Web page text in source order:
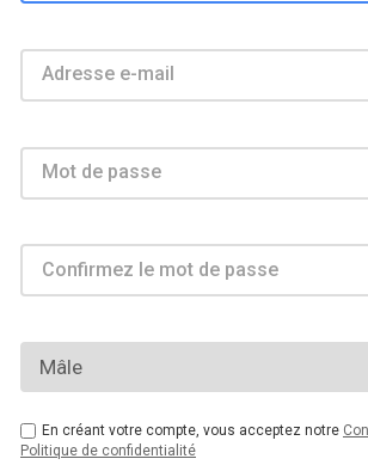
Adresse e-mail
Mot de passe
Confirmez le mot de passe
En créant votre compte, vous acceptez notre
Politique de confidentialité